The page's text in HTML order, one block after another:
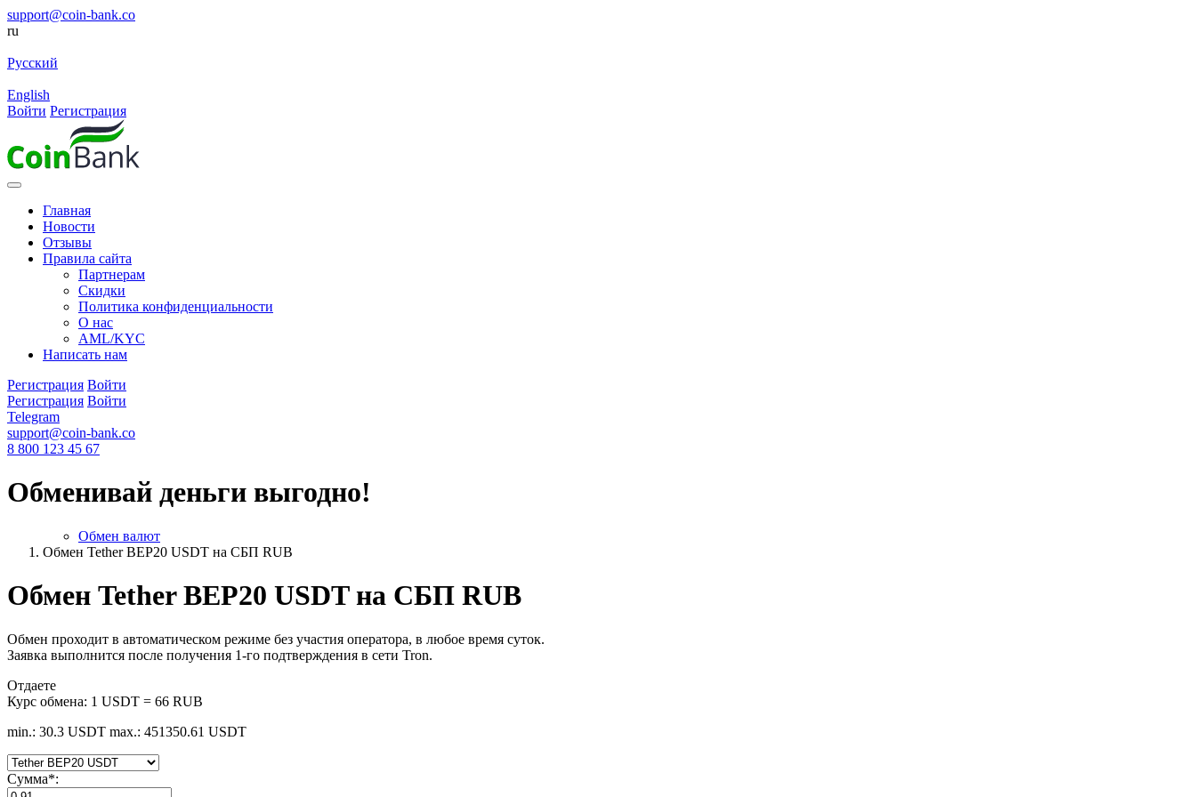
support@coin-bank.co
ru
Русский
English
Войти Регистрация
Главная
Новости
Отзывы
Правила сайта
Партнерам
Скидки
Политика конфиденциальности
О нас
AML/KYC
Написать нам
Регистрация Войти
Регистрация Войти
Telegram
support@coin-bank.co
8 800 123 45 67
Обменивай деньги выгодно!
Обмен валют
Обмен Tether BEP20 USDT на СБП RUB
Обмен Tether BEP20 USDT на СБП RUB
Обмен проходит в автоматическом режиме без участия оператора, в любое время суток.
Заявка выполнится после получения 1-го подтверждения в сети Tron.
Отдаете
Курс обмена: 1 USDT = 66 RUB
min.: 30.3 USDT max.: 451350.61 USDT
Сумма*: